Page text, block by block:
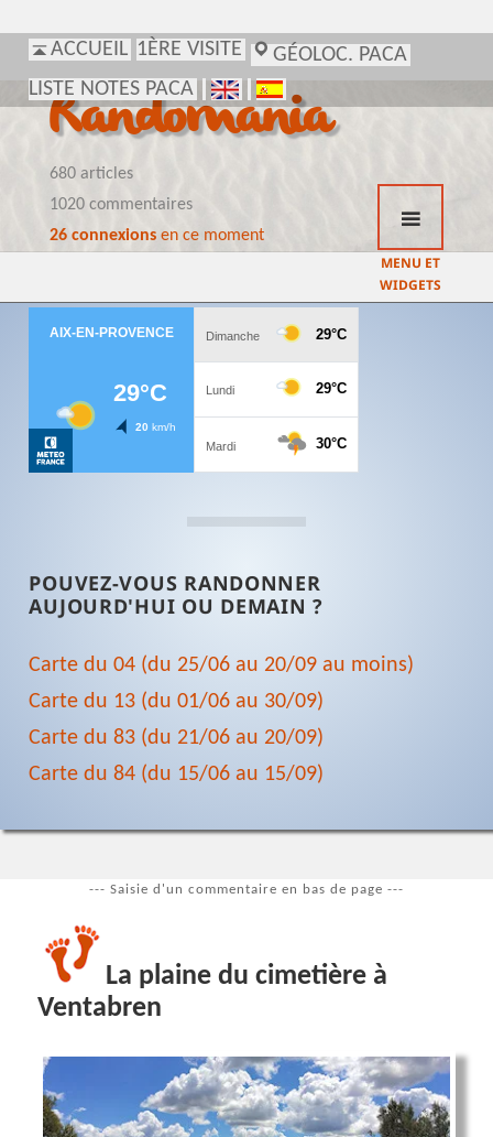
ACCUEIL 1ÈRE VISITE
GÉOLOC. PACA
LISTE NOTES PACA
Randomania
680 articles
1020 commentaires
26 connexionsen ce moment
MENU ET
WIDGETS
POUVEZ-VOUS RANDONNER
AUJOURD'HUI OU DEMAIN ?
Carte du 04 (du 25/06 au 20/09 au moins)
Carte du 13 (du 01/06 au 30/09)
Carte du 83 (du 21/06 au 20/09)
Carte du 84 (du 15/06 au 15/09)
--- Saisie d'un commentaire en bas de page ---
La plaine du cimetière à
Ventabren